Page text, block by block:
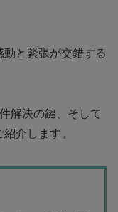
と緊張が交錯する
解決の鍵、そして
介します。